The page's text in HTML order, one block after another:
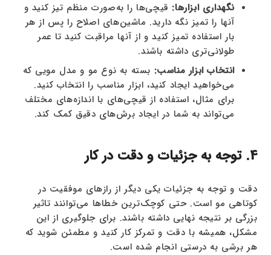
نگهداری ابزارها: قیچی‌ها را به‌صورت منظم تیز کنید و
آنها را تمیز نگه دارید. ماشین‌های اصلاح را پس از هر
بار استفاده تمیز کنید و از آنها مراقبت کنید تا عمر
طولانی‌تری داشته باشند.
انتخاب ابزار مناسب: بسته به نوع مو و مدل مویی که
می‌خواهید ایجاد کنید، ابزار مناسب را انتخاب کنید.
برای مثال، استفاده از قیچی‌های با اندازه‌های مختلف
می‌تواند به شما در ایجاد برش‌های دقیق کمک کند.
4. توجه به جزئیات و دقت در کار
دقت و توجه به جزئیات یکی دیگر از رازهای موفقیت در
کوتاهی مو است. حتی کوچک‌ترین خطاها می‌توانند تاثیر
بزرگی بر نتیجه نهایی داشته باشند. برای جلوگیری از این
مشکل، همیشه با دقت و تمرکز کار کنید و مطمئن شوید که
هر برشی به درستی انجام شده است.